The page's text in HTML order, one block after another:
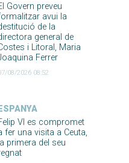
Govern preveu
avui la
de la
general de
i Litoral, Maria
Ferrer
08/2026 08:52
ESPANYA
VI es compromet
fer una visita a Ceuta,
la primera del seu